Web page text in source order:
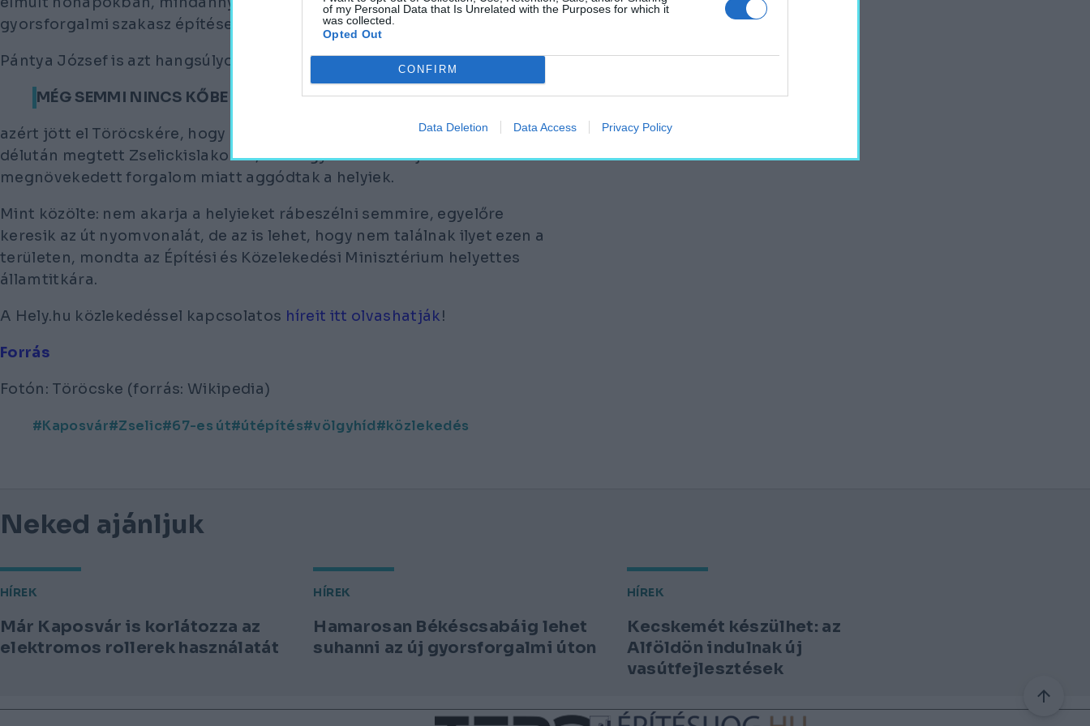
of my Personal Data that Is Unrelated with the Purposes for which it
was collected.
Opted Out
CONFIRM
Data Deletion Data Access Privacy Policy
gyorsforgalmi szakasz építése miatt aggódnak.
Pántya József is azt hangsúlyozta, hogy
MÉG SEMMI NINCS KŐBE VÉSVE,
azért jött el Töröcskére, hogy meghallgassa a helyieket, amelyet már
délután megtett Zselickislakon is, ahol ugyancsak a zaj és a
megnövekedett forgalom miatt aggódtak a helyiek.
Mint közölte: nem akarja a helyieket rábeszélni semmire, egyelőre
keresik az út nyomvonalát, de az is lehet, hogy nem találnak ilyet ezen a
területen, mondta az Építési és Közelekedési Minisztérium helyettes
államtitkára.
A Hely.hu közlekedéssel kapcsolatos híreit itt olvashatják!
Forrás
Fotón: Töröcske (forrás: Wikipedia)
Kaposvár Zselic 67-es út útépítés völgyhíd közlekedés
Neked ajánljuk
HÍREK
Már Kaposvár is korlátozza az
elektromos rollerek használatát
HÍREK
Hamarosan Békéscsabáig lehet
suhanni az új gyorsforgalmi úton
HÍREK
Kecskemét készülhet: az
Alföldön indulnak új
vasútfejlesztések
Lábléc